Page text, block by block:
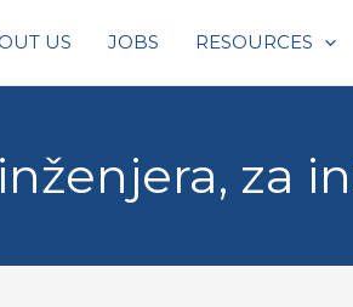
US JOBS RESOURCES
za